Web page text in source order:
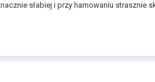
słabiej i przy hamowaniu strasznie